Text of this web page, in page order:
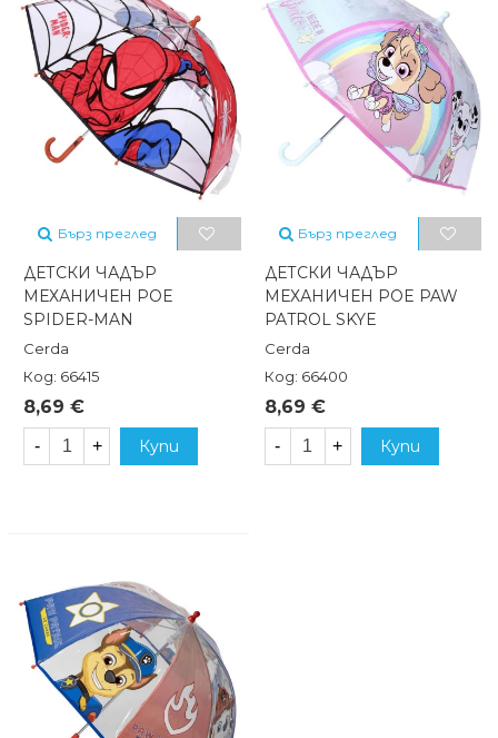
Бърз преглед
ДЕТСКИ ЧАДЪР
МЕХАНИЧЕН POE
SPIDER-MAN
Cerda
Код: 66415
8,69 €
- + Купи
Бърз преглед
ДЕТСКИ ЧАДЪР
МЕХАНИЧЕН POE PAW
PATROL SKYE
Cerda
Код: 66400
8,69 €
- + Купи